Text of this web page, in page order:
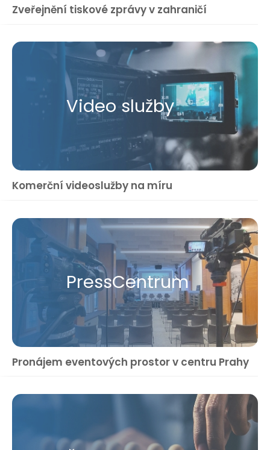
Zveřejnění tiskové zprávy v zahraničí
Video služby
Komerční videoslužby na míru
Press​Centrum
Pronájem eventových prostor v centru Prahy